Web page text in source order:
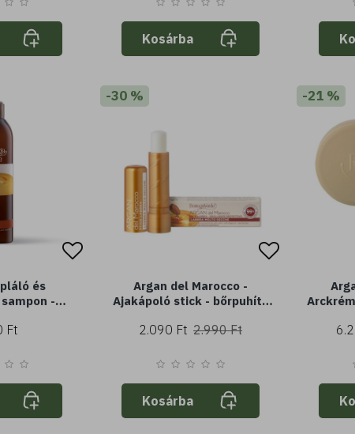
Kosárba
és
-
hajra
Ft
-30 %
Argan del Marocco -
Ajakápoló stick - bőrpuhító
argánolajjal (5 ml) - nagyon
2.090 Ft 2.990 Ft
Kosárba
-21 %
ml) -